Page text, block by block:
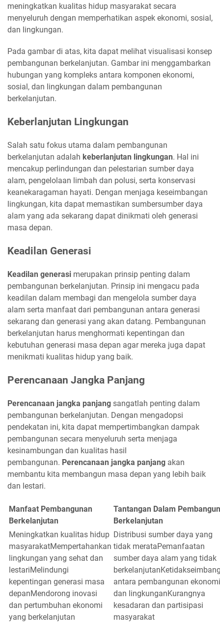
meningkatkan kualitas hidup masyarakat secara
menyeluruh dengan memperhatikan aspek ekonomi, sosial,
dan lingkungan.
Pada gambar di atas, kita dapat melihat visualisasi konsep
pembangunan berkelanjutan. Gambar ini menggambarkan
hubungan yang kompleks antara komponen ekonomi,
sosial, dan lingkungan dalam pembangunan
berkelanjutan.
Keberlanjutan Lingkungan
Salah satu fokus utama dalam pembangunan
berkelanjutan adalah keberlanjutan lingkungan. Hal ini
mencakup perlindungan dan pelestarian sumber daya
alam, pengelolaan limbah dan polusi, serta konservasi
keanekaragaman hayati. Dengan menjaga keseimbangan
lingkungan, kita dapat memastikan sumbersumber daya
alam yang ada sekarang dapat dinikmati oleh generasi
masa depan.
Keadilan Generasi
Keadilan generasi merupakan prinsip penting dalam
pembangunan berkelanjutan. Prinsip ini mengacu pada
keadilan dalam membagi dan mengelola sumber daya
alam serta manfaat dari pembangunan antara generasi
sekarang dan generasi yang akan datang. Pembangunan
berkelanjutan harus menghormati kepentingan dan
kebutuhan generasi masa depan agar mereka juga dapat
menikmati kualitas hidup yang baik.
Perencanaan Jangka Panjang
Perencanaan jangka panjang sangatlah penting dalam
pembangunan berkelanjutan. Dengan mengadopsi
pendekatan ini, kita dapat mempertimbangkan dampak
pembangunan secara menyeluruh serta menjaga
kesinambungan dan kualitas hasil
pembangunan. Perencanaan jangka panjang akan
membantu kita membangun masa depan yang lebih baik
dan lestari.
Manfaat Pembangunan
Berkelanjutan
Tantangan Dalam
Berkelanjutan
Meningkatkan kualitas hidup
masyarakatMempertahankan
lingkungan yang sehat dan
lestariMelindungi
kepentingan generasi masa
depanMendorong inovasi
dan pertumbuhan ekonomi
yang berkelanjutan
Distribusi sumber daya yang
tidak merataPemanfaatan
sumber daya alam yang tidak
antara pembangunan ekonomi
dan lingkunganKurangnya
kesadaran dan partisipasi
masyarakat